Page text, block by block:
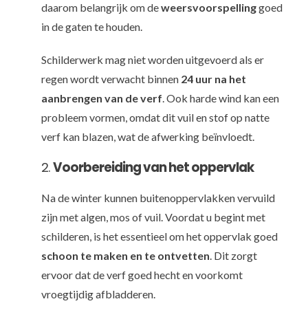
daarom belangrijk om deweersvoorspellinggoed
in de gaten te houden.
Schilderwerk mag niet worden uitgevoerd als er
regen wordt verwacht binnen 24 uur na het
aanbrengen van de verf. Ook harde wind kan een
probleem vormen, omdat dit vuil en stof op natte
verf kan blazen, wat de afwerking beïnvloedt.
2.Voorbereiding van het oppervlak
Na de winter kunnen buitenoppervlakken vervuild
zijn met algen, mos of vuil. Voordat u begint met
schilderen, is het essentieel om het oppervlak goed
schoon te maken en te ontvetten . Dit zorgt
ervoor dat de verf goed hecht en voorkomt
vroegtijdig afbladderen.